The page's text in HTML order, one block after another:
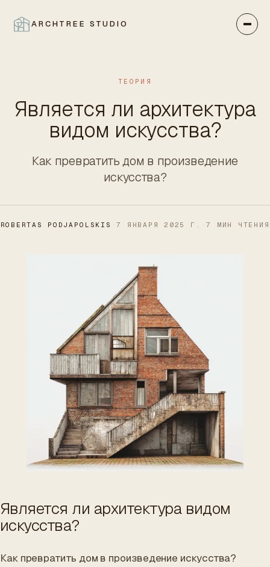
ARCHTREE STUDIO
ЗАКРЫТЬ
БАРСЕЛОНА
ТЕОРИЯ
Является ли архитектура
видом искусства?
Как превратить дом в произведение
искусства?
ROBERTAS PODJAPOLSKIS ·7 ЯНВАРЯ 2025 Г. ·7 МИН ЧТЕНИЯ
Является ли архитектура видом
искусства?
Как превратить дом в произведение искусства?